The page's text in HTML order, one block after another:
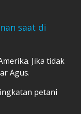
saat di
Jika tidak
Agus.
petani